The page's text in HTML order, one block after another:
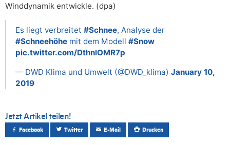
Winddynamik entwickle. (dpa)
Es liegt verbreitet #Schnee, Analyse der
#Schneehöhe mit dem Modell #Snow
pic.twitter.com/DthnlOMR7p
— DWD Klima und Umwelt (@DWD_klima) January 10,
2019
Jetzt Artikel teilen!
Facebook Twitter E-Mail Drucken